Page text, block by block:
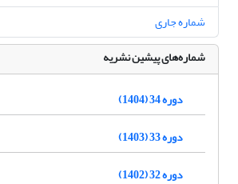
شماره جاری
شماره‌های پیشین نشریه
دوره 34 (1404)
دوره 33 (1403)
دوره 32 (1402)